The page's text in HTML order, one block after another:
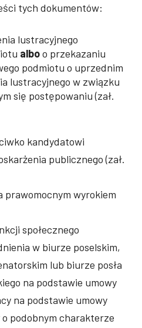
tych dokumentów:
lustracyjnego
alboo przekazaniu
podmiotu o uprzednim
lustracyjnego w związku
się postępowaniu (zał.
kandydatowi
publicznego (zał.
prawomocnym wyrokiem
społecznego
w biurze poselskim,
lub biurze posła
na podstawie umowy
na podstawie umowy
podobnym charakterze